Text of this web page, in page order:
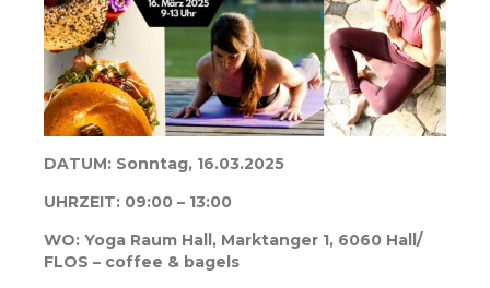
DATUM: Sonntag, 16.03.2025
UHRZEIT: 09:00 – 13:00
WO: Yoga Raum Hall, Marktanger 1, 6060 Hall/
FLOS – coffee & bagels